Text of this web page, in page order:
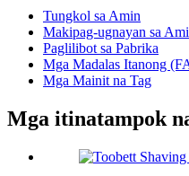
Tungkol sa Amin
Makipag-ugnayan sa
Paglilibot sa Pabrika
Mga Madalas Itanong
Mga Mainit na Tag
Mga itinatampok